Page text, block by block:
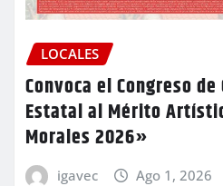
LOCALES
Convoca el Congreso
Estatal al Mérito
Morales 2026»
igavec Ago 1, 2026